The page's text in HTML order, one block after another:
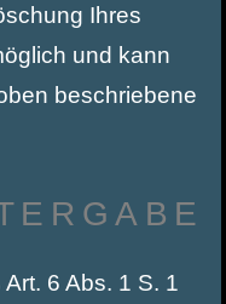
Ihres
und kann
beschriebene
6 Abs. 1 S. 1